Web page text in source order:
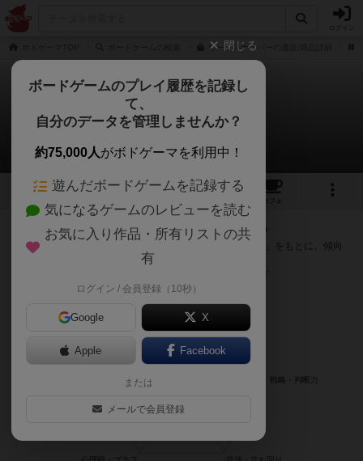
ワードスナイパーの通販/商品詳細
ワードスナイパー
次のおすすめボードゲーム
11 19
カフェ
『ワードスナイパー』が好きな方へのおすすめ
このゲームのトップページで投票された「プレイ感の評価」をもとに、傾向
が近いボードゲームをランキング形式で紹介します。
閉じる
ボードゲームのプレイ履歴を記録し
て、
自分のデータを管理しませんか？
約75,000人がボドゲーマを利用中！
遊んだボードゲームを記録する
気になるゲームのレビューを読む
お気に入り作品・所有リストの共
有
ログイン / 会員登録（10秒）
Google X
Apple Facebook
または
メールで会員登録